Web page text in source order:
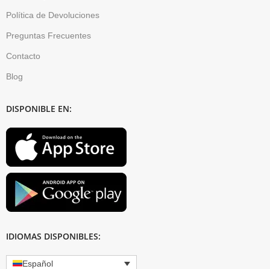
Política de Devoluciones
Preguntas Frecuentes
Contacto
Blog
DISPONIBLE EN:
IDIOMAS DISPONIBLES:
Español